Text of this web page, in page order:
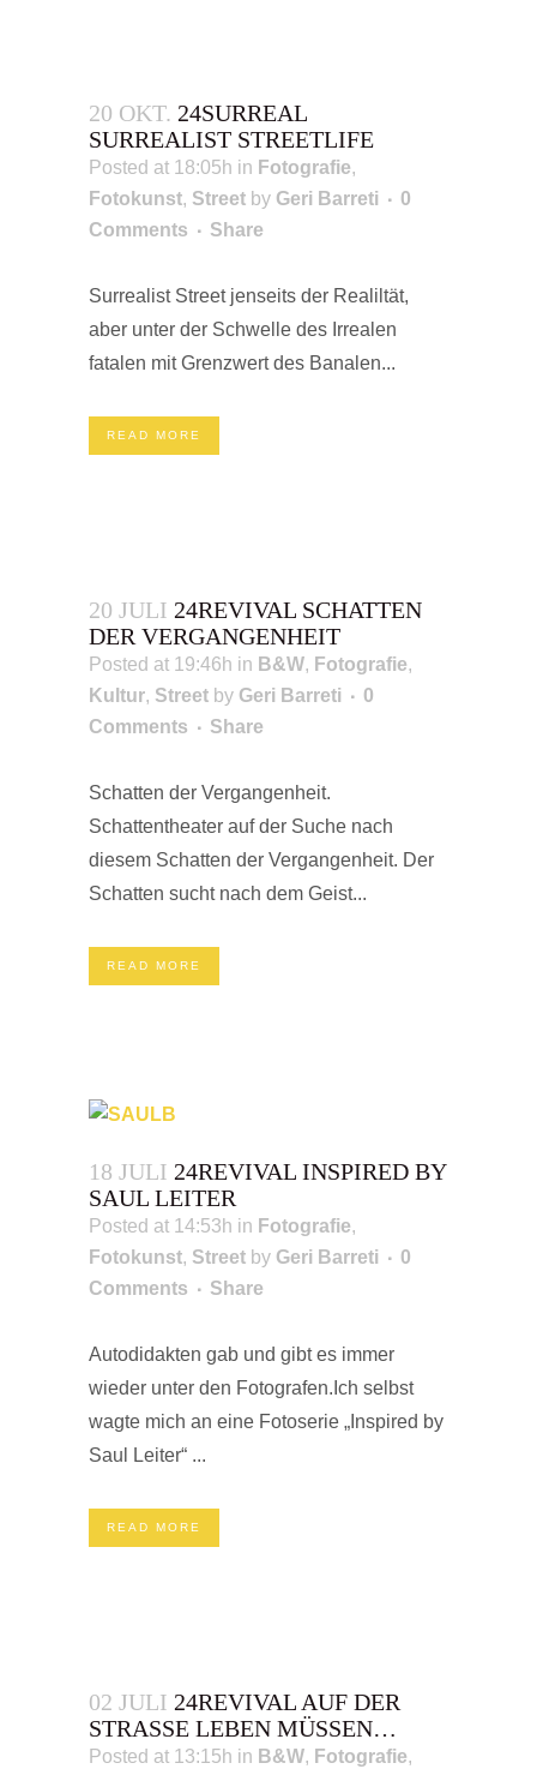
20 OKT. 24SURREAL
SURREALIST STREETLIFE
Posted at 18:05h in Fotografie,
Fotokunst, Street by Geri Barreti
0
Comments
Share
Surrealist Street jenseits der Realiltät,
aber unter der Schwelle des Irrealen
fatalen mit Grenzwert des Banalen...
READ MORE
20 JULI 24REVIVAL SCHATTEN
DER VERGANGENHEIT
Posted at 19:46h in B&W, Fotografie,
Kultur, Street by Geri Barreti
0
Comments
Share
Schatten der Vergangenheit.
Schattentheater auf der Suche nach
diesem Schatten der Vergangenheit. Der
Schatten sucht nach dem Geist...
READ MORE
18 JULI 24REVIVAL INSPIRED BY
SAUL LEITER
Posted at 14:53h in Fotografie,
Fotokunst, Street by Geri Barreti
0
Comments
Share
Autodidakten gab und gibt es immer
wieder unter den Fotografen.Ich selbst
wagte mich an eine Fotoserie „Inspired by
Saul Leiter“ ...
READ MORE
02 JULI 24REVIVAL AUF DER
STRASSE LEBEN MÜSSEN…
Posted at 13:15h in B&W, Fotografie,